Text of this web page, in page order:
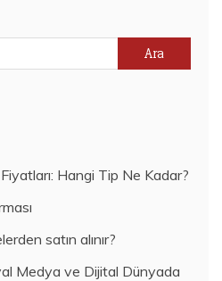
Hangi Tip Ne Kadar?
satın alınır?
Medya ve Dijital Dünyada